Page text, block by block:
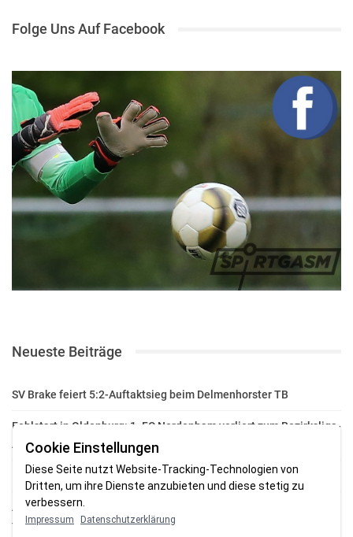
Folge Uns Auf Facebook
Neueste Beiträge
SV Brake feiert 5:2-Auftaktsieg beim Delmenhorster TB
Fehlstart in Oldenburg: 1. FC Nordenham verliert zum Bezirksliga-
Auftakt
Fußball in der Wesermarsch: Die Bilder vom Wochenende
Aufstieg geschafft: HSG-Unterweser-C-Jugend macht sich bereit
für die Oberliga
Cookie Einstellungen
Diese Seite nutzt Website-Tracking-Technologien von
Dritten, um ihre Dienste anzubieten und diese stetig zu
verbessern.
Impressum Datenschutzerklärung